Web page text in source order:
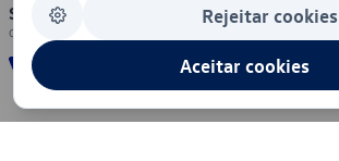
Segurança Rejeitar cookies
Aceitar cookies